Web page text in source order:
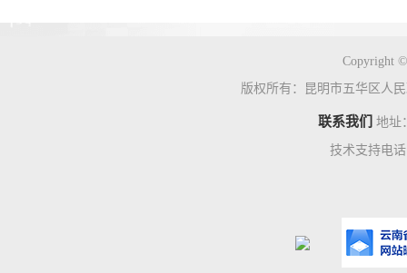
Copyright
版权所有：昆明市五华区人
联系我们 地址
技术支持电